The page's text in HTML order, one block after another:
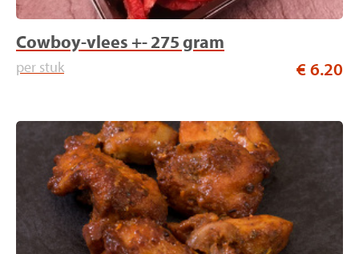
Cowboy-vlees +- 275 gram
per stuk € 6.20